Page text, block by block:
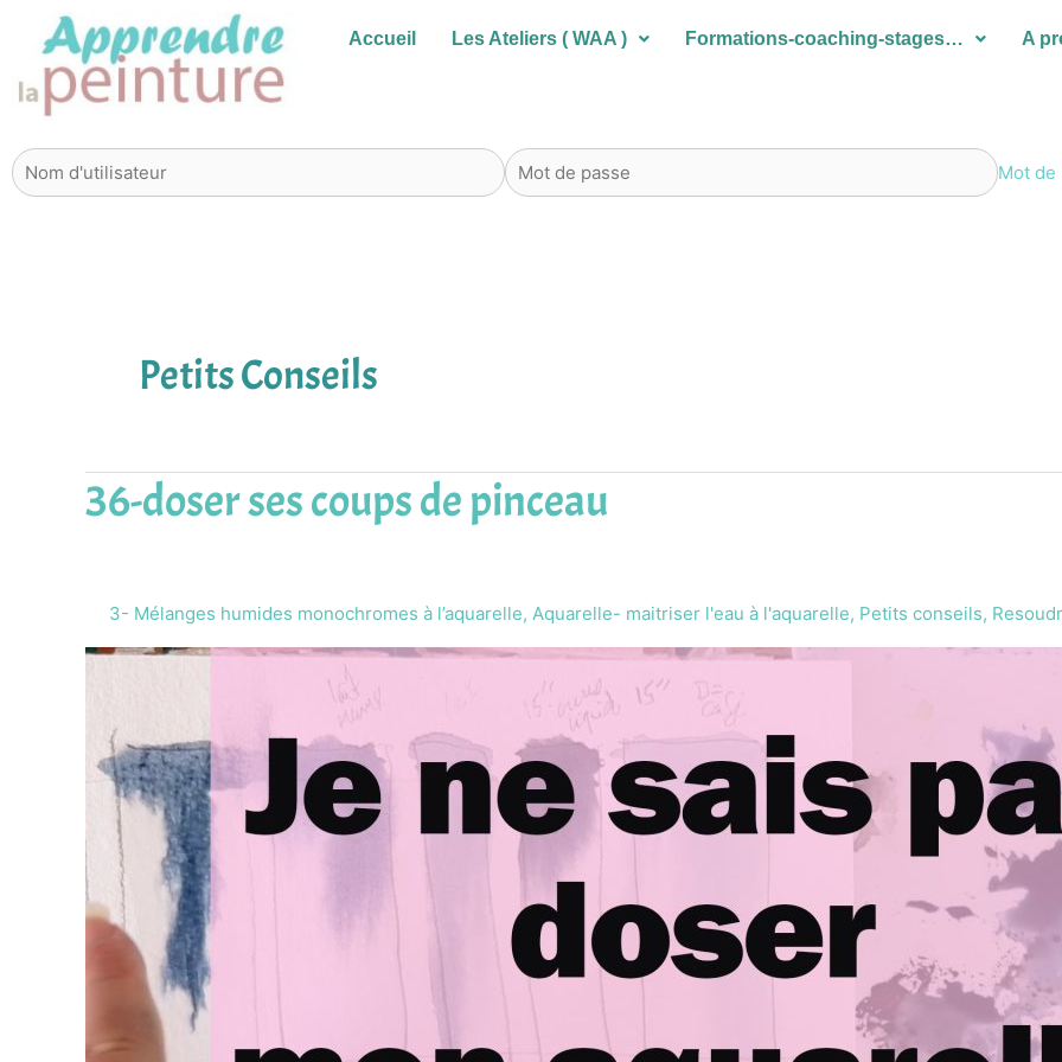
contenu
Accueil Les Ateliers ( WAA ) Formations-coaching-stages… A
Mot de
Petits Conseils
36-doser ses coups de pinceau
3- Mélanges humides monochromes à l’aquarelle, Aquarelle- maitriser l'eau à l'aquarelle, Petits conseils,
36-
doser
pinceau